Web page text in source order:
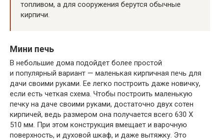
топливом, а для сооружения берутся обычные
кирпичи.
Мини печь
В небольшие дома подойдет более простой
и популярный вариант — маленькая кирпичная печь для
дачи своими руками. Ее легко построить даже новичку,
если есть четкая схема. Чтобы построить маленькую
печку на даче своими руками, достаточно двух сотен
кирпичей, ведь размером она получается всего 630 Х
510 мм. При этом конструкция вмещает и варочную
поверхность, и духовой шкаф, и даже вытяжку. Это